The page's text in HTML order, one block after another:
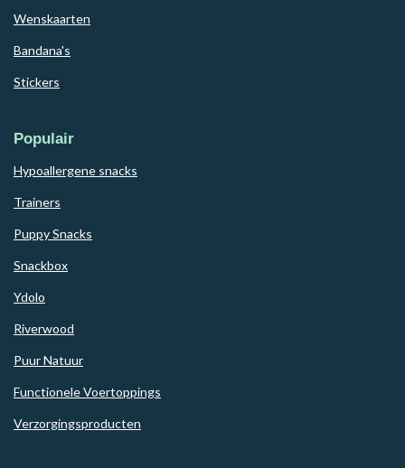
Wenskaarten
Bandana's
Stickers
Populair
Hypoallergene snacks
Trainers
Puppy Snacks
Snackbox
Ydolo
Riverwood
Puur Natuur
Functionele Voertoppings
Verzorgingsproducten